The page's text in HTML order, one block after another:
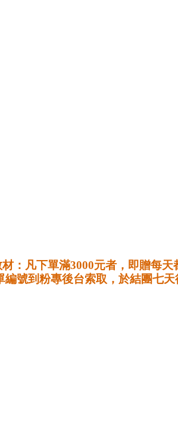
：凡下單滿3000元者，即贈每
編號到粉專後台索取，於結團七